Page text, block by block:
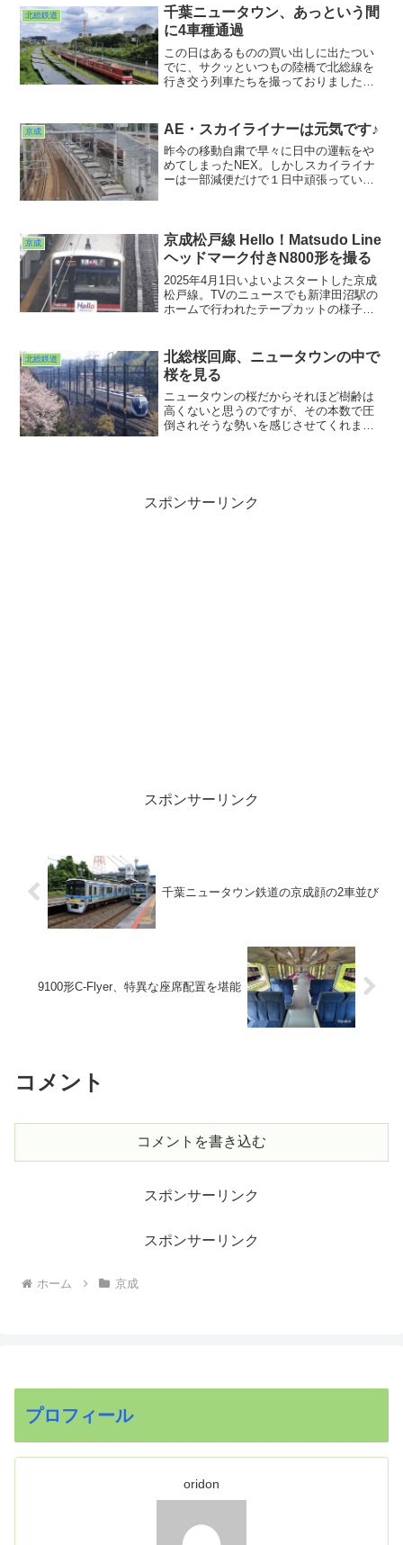
た。やはり千葉の稲作は早いなぁ。今年
は夏休みの宿題のアサガオの観察ならぬ
稲の成長を観察していくかぁ。
北総鉄道
千葉ニュータウン、あっという間
に4車種通過
この日はあるものの買い出しに出たつい
でに、サクッといつもの陸橋で北総線を
行き交う列車たちを撮っておりました。
「北総開発鉄道」と呼ばれていた頃は、
朝ラッシュ時以外は運転本数も少なくて
ローカル線然としていたものでした。
京成 AE・スカイライナーは元気です♪
昨今の移動自粛で早々に日中の運転をや
めてしまったNEX。しかしスカイライナ
ーは一部減便だけで１日中頑張っていま
いスピードに心がすく思いでした。早く
本領発揮する日が来ますよう・・・。
京成
京成松戸線 Hello！Matsudo Line
ヘッドマーク付きN800形を撮る
2025年4月1日いよいよスタートした京成
松戸線。TVのニュースでも新津田沼駅の
ホームで行われたテープカットの様子が
中、Hello！Matsudo Line祝！京成電鉄松
戸線運行開始のヘッドマークを撮ってき
ました。
北総鉄道
北総桜回廊、ニュータウンの中で
桜を見る
ニュータウンの桜だからそれほど樹齢は
高くないと思うのですが、その本数で圧
倒されそうな勢いを感じさせてくれま
いろ収まっているといいのですが。やは
り晴れやかに見上げたいものです。
スポンサーリンク
スポンサーリンク
千葉ニュータウン鉄道の京成顔の2車並び
9100形C-Flyer、特異な座席配置を堪能
コメント
コメントを書き込む
スポンサーリンク
スポンサーリンク
ホーム 京成
プロフィール
oridon